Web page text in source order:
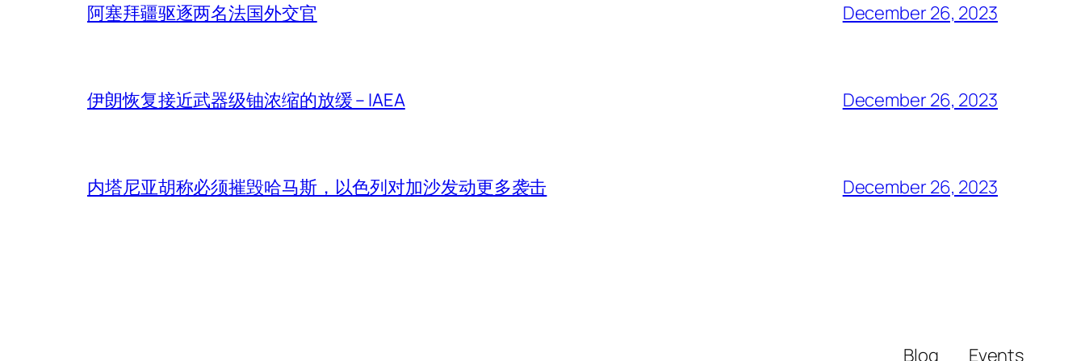
阿塞拜疆驱逐两名法国外交官 December 26, 2023
伊朗恢复接近武器级铀浓缩的放缓 – IAEA December 26, 2023
内塔尼亚胡称必须摧毁哈马斯，以色列对加沙发动更多袭击 December 26, 2023
Blog Events